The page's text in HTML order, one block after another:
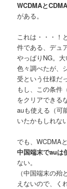
WCDMAとCDMA
がある。
これは・・・！
件である、デュ
やっぱりNG。大
色々調べたが、
受という仕様だ
もし、この条件
をクリアできる
auも使える（可
いたかもしれない
でも、WCDMA
中国端末でauは
ない。
（中国端末の
えないので、く